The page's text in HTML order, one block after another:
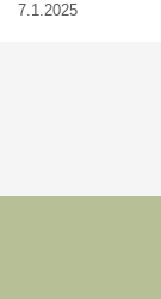
7.1.2025